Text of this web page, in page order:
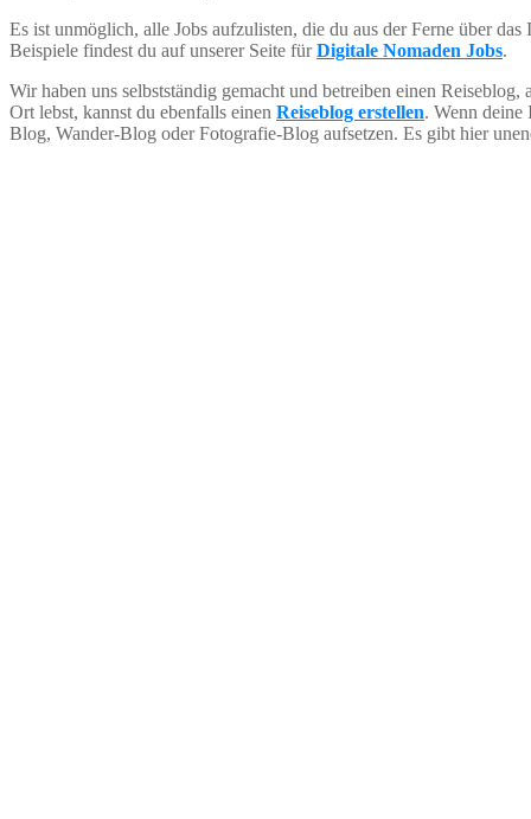
Es ist unmöglich, alle Jobs aufzulisten, die du aus der Ferne über
Beispiele findest du auf unserer Seite fürDigitale Nomaden Jobs.
Wir haben uns selbstständig gemacht und betreiben einen
Ort lebst, kannst du ebenfalls einen Reiseblog erstellen. Wenn deine
Blog, Wander-Blog oder Fotografie-Blog aufsetzen. Es gibt hier